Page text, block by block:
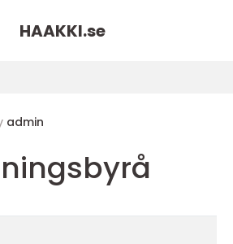
HAAKKI.se
admin